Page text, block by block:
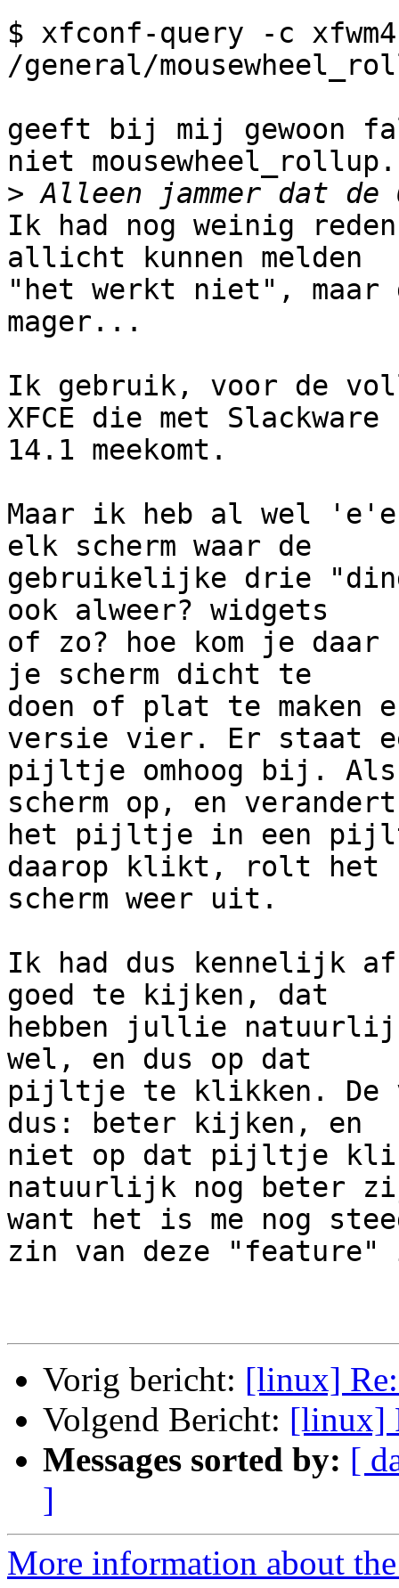
$ xfconf-query -c
/general/
geeft bij mij gewoon
niet mousewheel_rollup.
>
Ik had nog weinig
allicht kunnen melden
"het werkt niet",
mager...
Ik gebruik, voor de
XFCE die met Slackware
14.1 meekomt.
Maar ik heb al wel
elk scherm waar de
gebruikelijke drie
ook alweer? widgets
of zo? hoe kom je daar
je scherm dicht te
doen of plat te maken
versie vier. Er staat
pijltje omhoog bij.
scherm op, en
het pijltje in een
daarop klikt, rolt het
scherm weer uit.
Ik had dus kennelijk
goed te kijken, dat
hebben jullie
wel, en dus op dat
pijltje te klikken. De
dus: beter kijken, en
niet op dat pijltje
natuurlijk nog beter
want het is me nog
zin van deze
Vorig bericht: [linux]
Volgend Bericht: [linux]
Messages sorted by: [
]
More information about